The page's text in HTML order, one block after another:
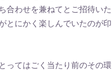
合わせを兼ねてとご招待いた
とにかく楽しんでいたのが印
ってはごく当たり前のその環